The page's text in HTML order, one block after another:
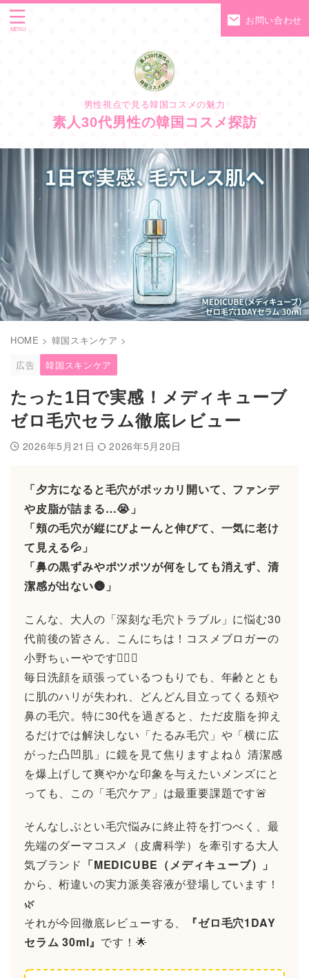
お問い合わせ
男性視点で見る韓国コスメの魅力
素人30代男性の韓国コスメ探訪
HOME > 韓国スキンケア >
広告
韓国スキンケア
たった1日で実感！メディキューブ
ゼロ毛穴セラム徹底レビュー
2026年5月21日 2026年5月20日
「夕方になると毛穴がポッカリ開いて、ファンデ
や皮脂が詰まる…😭」
「頬の毛穴が縦にびよーんと伸びて、一気に老け
て見える💦」
「鼻の黒ずみやポツポツが何をしても消えず、清
潔感が出ない🌚」
こんな、大人の「深刻な毛穴トラブル」に悩む30
代前後の皆さん、こんにちは！コスメブロガーの
小野ちぃーやです🙋‍♂️✨
毎日洗顔を頑張っているつもりでも、年齢ととも
に肌のハリが失われ、どんどん目立ってくる頬や
鼻の毛穴。特に30代を過ぎると、ただ皮脂を抑え
るだけでは解決しない「たるみ毛穴」や「横に広
がった凸凹肌」に鏡を見て焦りますよね💧 清潔感
を爆上げして爽やかな印象を与えたいメンズにと
っても、この「毛穴ケア」は最重要課題です🚨
そんなしぶとい毛穴悩みに終止符を打つべく、最
先端のダーマコスメ（皮膚科学）を牽引する大人
気ブランド 「MEDICUBE（メディキューブ）」
から、桁違いの実力派美容液が登場しています！
🌿
それが今回徹底レビューする、
『ゼロ毛穴1DAY
セラム 30ml』 です！🌟